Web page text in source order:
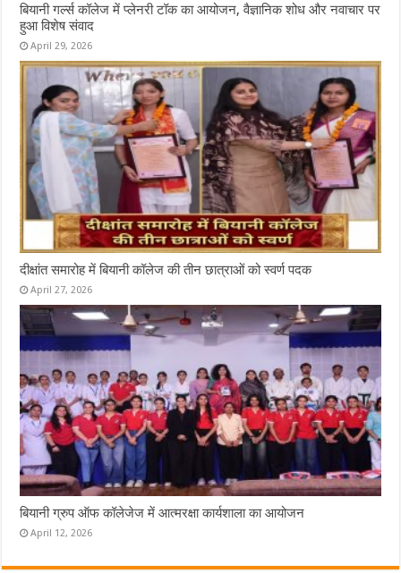
बियानी गर्ल्स कॉलेज में प्लेनरी टॉक का आयोजन, वैज्ञानिक शोध और नवाचार पर
हुआ विशेष संवाद
April 29, 2026
दीक्षांत समारोह में बियानी कॉलेज की तीन छात्राओं को स्वर्ण पदक
April 27, 2026
बियानी ग्रुप ऑफ कॉलेजेज में आत्मरक्षा कार्यशाला का आयोजन
April 12, 2026